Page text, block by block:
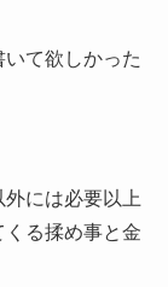
て欲しかった
には必要以上
る揉め事と金